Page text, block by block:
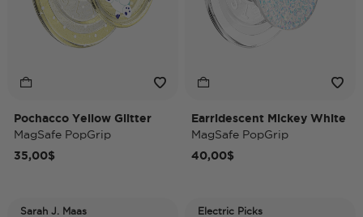
Pochacco Yellow Glitter
MagSafe PopGrip
35,00$
Earridescent Mickey White
MagSafe PopGrip
40,00$
Sarah J. Maas
Electric Picks